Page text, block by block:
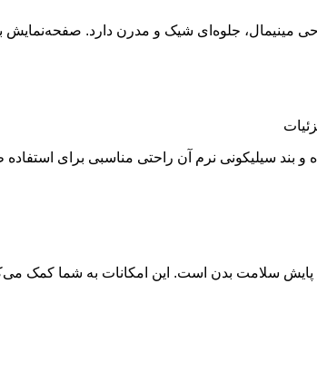
مینیمال، جلوه‌ای شیک و مدرن دارد. صفحه‌نمایش
بند سیلیکونی نرم آن راحتی مناسبی برای